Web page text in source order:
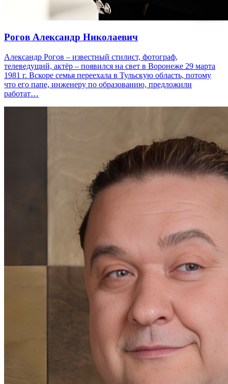
Рогов Александр Николаевич
Александр Рогов – известный стилист, фотограф,
телеведущий, актёр – появился на свет в Воронеже 29 марта
1981 г. Вскоре семья переехала в Тульскую область, потому
что его папе, инженеру по образованию, предложили
работат…